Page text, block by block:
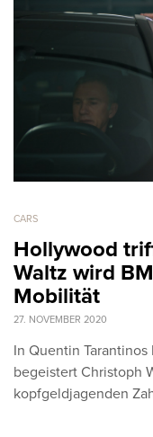
CARS
Hollywood
Waltz wird
Mobilität
27. NOVEMBER 2020
In Quentin
begeistert Christoph
kopfgeldjagenden